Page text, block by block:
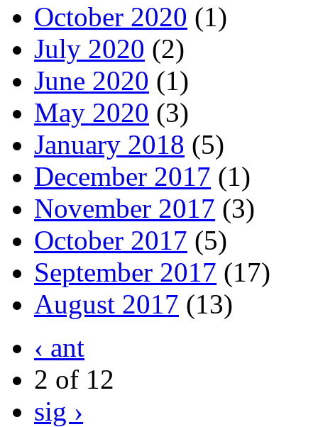
October 2020 (1)
July 2020 (2)
June 2020 (1)
May 2020 (3)
January 2018 (5)
December 2017 (1)
November 2017 (3)
October 2017 (5)
September 2017 (17)
August 2017 (13)
‹ ant
2 of 12
sig ›